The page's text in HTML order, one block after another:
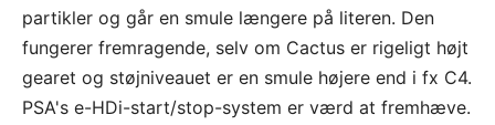
partikler og går en smule længere på literen. Den
fungerer fremragende, selv om Cactus er rigeligt højt
gearet og støjniveauet er en smule højere end i fx C4.
PSA's e-HDi-start/stop-system er værd at fremhæve.